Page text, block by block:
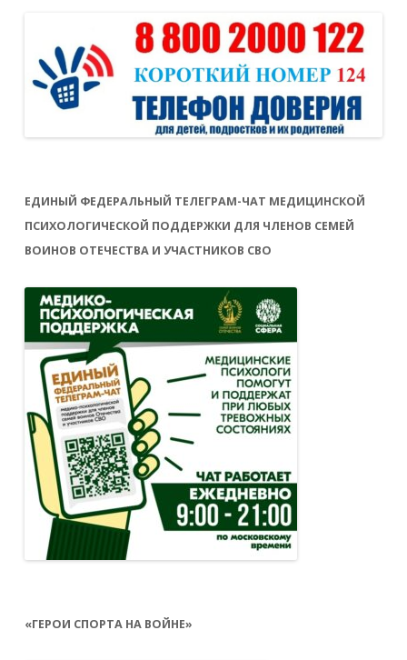
ЕДИНЫЙ ФЕДЕРАЛЬНЫЙ ТЕЛЕГРАМ-ЧАТ МЕДИЦИНСКОЙ
ПСИХОЛОГИЧЕСКОЙ ПОДДЕРЖКИ ДЛЯ ЧЛЕНОВ СЕМЕЙ
ВОИНОВ ОТЕЧЕСТВА И УЧАСТНИКОВ СВО
«ГЕРОИ СПОРТА НА ВОЙНЕ»